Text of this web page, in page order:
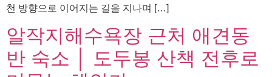
천 방향으로 이어지는 길을 지나며 […]
알작지해수욕장 근처 애견동
반 숙소 │ 도두봉 산책 전후로